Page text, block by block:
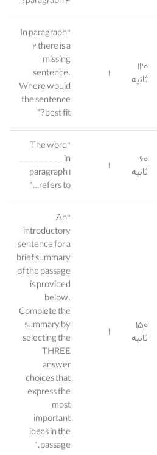
۱۲۰
ثانیه
۱
“In paragraph
۲ there is a
missing
sentence.
Where would
the sentence
best fit?”
۶۰
ثانیه
۱
“The word
_________ in
paragraph ۱
refers to…”
۱۵۰
ثانیه
۱
“An
introductory
sentence for a
brief summary
of the passage
is provided
below.
Complete the
summary by
selecting the
THREE
answer
choices that
express the
most
important
ideas in the
passage.”